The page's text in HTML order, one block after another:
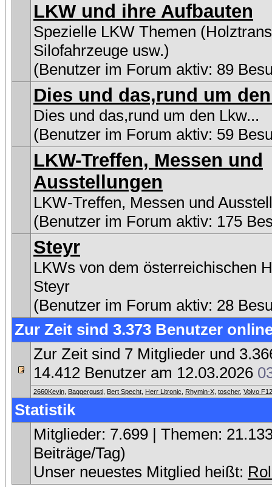
LKW und ihre Aufbauten
Spezielle LKW Themen
Silofahrzeuge usw.)
(Benutzer im Forum aktiv: 89
Dies und das,rund um
Dies und das,rund um den Lkw...
(Benutzer im Forum aktiv: 59
LKW-Treffen, Messen und
Ausstellungen
LKW-Treffen, Messen und
(Benutzer im Forum aktiv: 175
Steyr
LKWs von dem österreichischen
Steyr
(Benutzer im Forum aktiv: 28
Zur Zeit sind 3.373 Benutzer
Zur Zeit sind 7 Mitglieder und
14.412 Benutzer am 12.03.2026
2660Kevin Baggergustl Bert Specht Herr Litronic Rhymin-X toscher, Volvo
Statistik
Mitglieder: 7.699 | Themen:
Beiträge/Tag)
Unser neuestes Mitglied heißt: